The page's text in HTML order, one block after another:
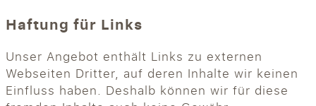
Haftung für Links
Unser Angebot enthält Links zu externen
Webseiten Dritter, auf deren Inhalte wir keinen
Einfluss haben. Deshalb können wir für diese